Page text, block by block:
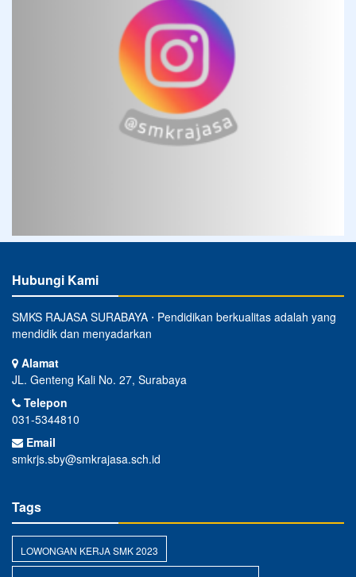
Hubungi Kami
SMKS RAJASA SURABAYA ⋅ Pendidikan berkualitas adalah yang
mendidik dan menyadarkan
Alamat
JL. Genteng Kali No. 27, Surabaya
Telepon
031-5344810
Email
smkrjs.sby@smkrajasa.sch.id
Tags
LOWONGAN KERJA SMK 2023